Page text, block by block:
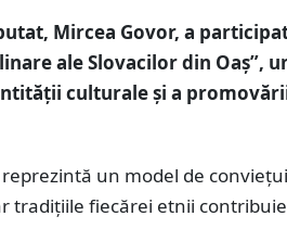
Mircea Govor, a
ale Slovacilor din Oaș”,
culturale și a
un model de
tradițiile fiecărei etnii